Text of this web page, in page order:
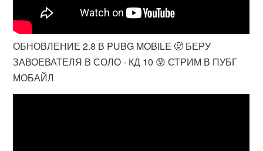
ОБНОВЛЕНИЕ 2.8 В PUBG MOBILE 🥵 БЕРУ
ЗАВОЕВАТЕЛЯ В СОЛО - КД 10 😰 СТРИМ В ПУБГ
МОБАЙЛ